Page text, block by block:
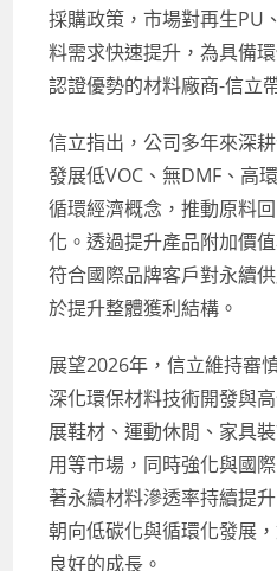
採購政策，市場對再生PU
料需求快速提升，為具備
認證優勢的材料廠商-信立
信立指出，公司多年來深
發展低VOC、無DMF、高
循環經濟概念，推動原料
化。透過提升產品附加價
符合國際品牌客戶對永續
於提升整體獲利結構。
展望2026年，信立維持審
深化環保材料技術開發與
展鞋材、運動休閒、家具
用等市場，同時強化與國
著永續材料滲透率持續提
朝向低碳化與循環化發展
良好的成長。